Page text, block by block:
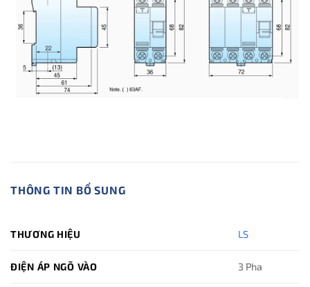
THÔNG TIN BỔ SUNG
THƯƠNG HIỆU LS
ĐIỆN ÁP NGÕ VÀO 3 Pha